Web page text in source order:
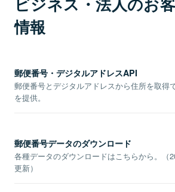
情報
郵便番号・デジタルアドレスAPI
郵便番号とデジタルアドレスから住所を取得
を提供。
郵便番号データのダウンロード
各種データのダウンロードはこちらから。（
更新）